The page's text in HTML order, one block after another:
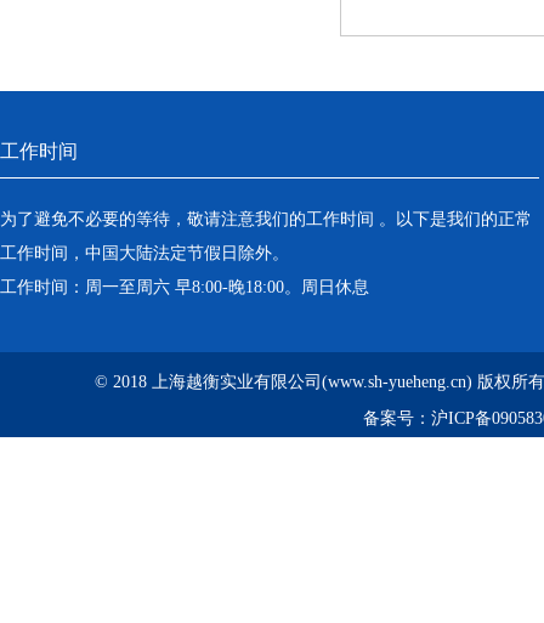
工作时间
为了避免不必要的等待，敬请注意我们的工作时间 。以下是我们的正常
工作时间，中国大陆法定节假日除外。
工作时间：周一至周六 早8:00-晚18:00。周日休息
© 2018 上海越衡实业有限公司(www.sh-yueheng.cn) 版权所
备案号： 沪ICP备